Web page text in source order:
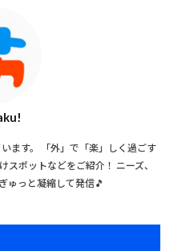
ます。 「外」で「楽」しく過ごす
ポットなどをご紹介！ ニーズ、
ゅっと凝縮して発信🎵